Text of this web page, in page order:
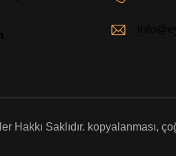
Saklıdır. kopyalanması,